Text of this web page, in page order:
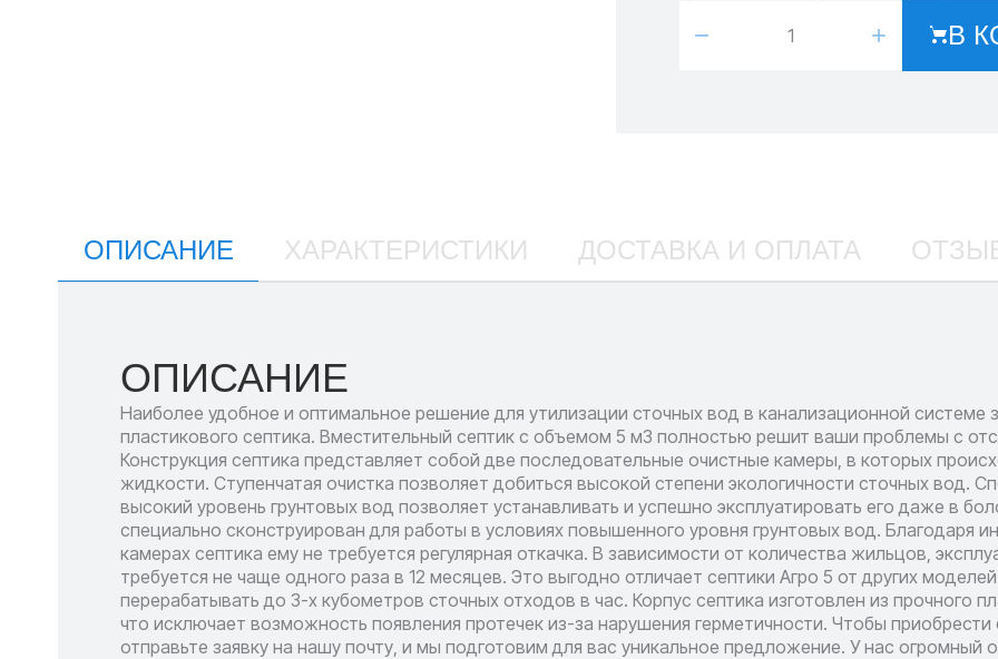
− + В
ОПИСАНИЕ ХАРАКТЕРИСТИКИ ДОСТАВКА И ОПЛАТА
ОПИСАНИЕ
Наиболее удобное и оптимальное решение для утилизации сточных вод в канализационной системе
пластикового септика. Вместительный септик с объемом 5 м3 полностью решит ваши проблемы с
Конструкция септика представляет собой две последовательные очистные камеры, в которых
жидкости. Ступенчатая очистка позволяет добиться высокой степени экологичности сточных вод.
высокий уровень грунтовых вод позволяет устанавливать и успешно эксплуатировать его даже в
специально сконструирован для работы в условиях повышенного уровня грунтовых вод. Благодаря
камерах септика ему не требуется регулярная откачка. В зависимости от количества жильцов,
требуется не чаще одного раза в 12 месяцев. Это выгодно отличает септики Агро 5 от других
перерабатывать до 3-х кубометров сточных отходов в час. Корпус септика изготовлен из прочного
что исключает возможность появления протечек из-за нарушения герметичности. Чтобы приобрести
отправьте заявку на нашу почту, и мы подготовим для вас уникальное предложение. У нас огромный